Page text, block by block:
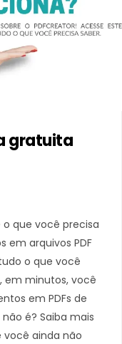
gratuita
que você precisa
em arquivos PDF
o que você
em minutos, você
em PDFs de
é? Saiba mais
você ainda não